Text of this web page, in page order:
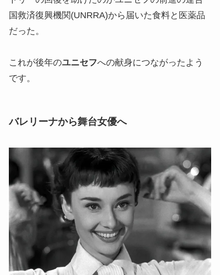
国救済復興機関(UNRRA)から届いた食料と医薬品
だった。
これが後年のユニセフへの献身につながったよう
です。
バレリーナから舞台女優へ